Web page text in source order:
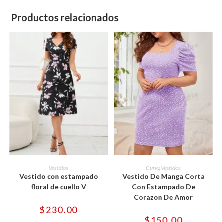
Productos relacionados
SELECCIONAR OPCIONES
Este
producto
tiene
múltiples
variantes.
se
pueden
Vestidos
Vestido con estampado
floral de cuello V
$230.00
SELECCIONAR OPCIONES
Este
producto
tiene
múltiples
variantes.
Las
opciones
elegir
Curvy, Vestidos
Vestido De Manga Corta
Con Estampado De
Corazon De Amor